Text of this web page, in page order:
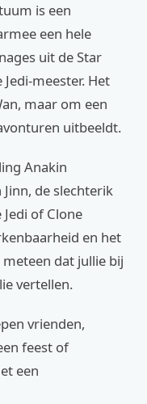
is een
een hele
uit de Star
meester. Het
maar om een
uitbeeldt.
Anakin
de slechterik
of Clone
en het
dat jullie bij
vertellen.
vrienden,
feest of
een